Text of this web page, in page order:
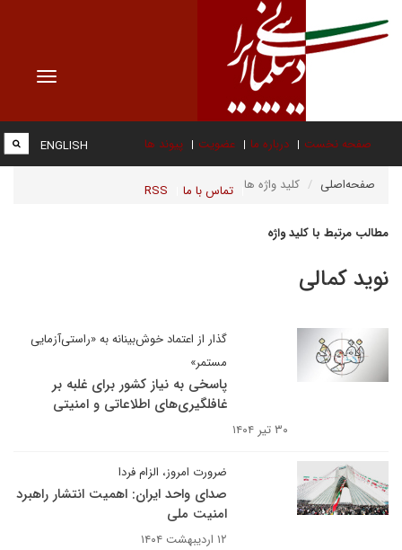
Toggle
صفحه نخست درباره ما عضویت پیوند ها
تماس با ما RSS
ENGLISH
صفحه‌اصلی کلید واژه ها
مطالب مرتبط با کلید واژه
نوید کمالی
گذار از اعتماد خوش‌بینانه به «راستی‌آزمایی
مستمر»
پاسخی به نیاز کشور برای غلبه بر
غافلگیری‌های اطلاعاتی و امنیتی
۳۰ تیر ۱۴۰۴
ضرورت امروز، الزام فردا
صدای واحد ایران: اهمیت انتشار راهبرد
امنیت ملی
۱۲ اردیبهشت ۱۴۰۴